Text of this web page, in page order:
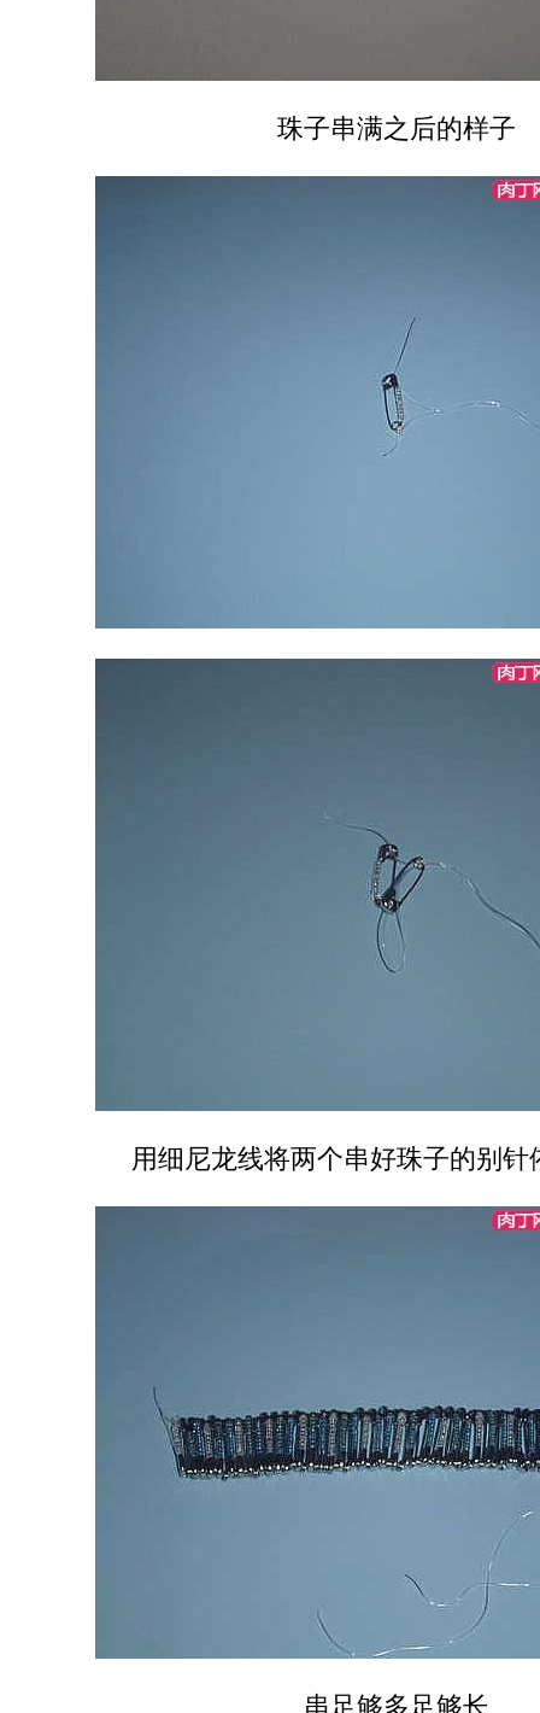
珠子串满之后的样子
用细尼龙线将两个串好珠子的别针
串足够多足够长